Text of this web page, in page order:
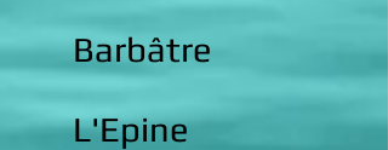
Barbâtre
L'Epine